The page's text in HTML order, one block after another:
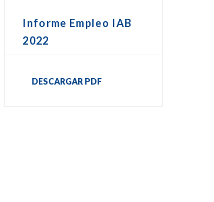
Informe Empleo IAB
2022
DESCARGAR PDF